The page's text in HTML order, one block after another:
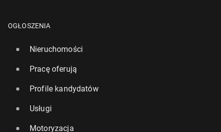
OGŁOSZENIA
Nieruchomości
Pracę oferują
Profile kandydatów
Usługi
Motoryzacja